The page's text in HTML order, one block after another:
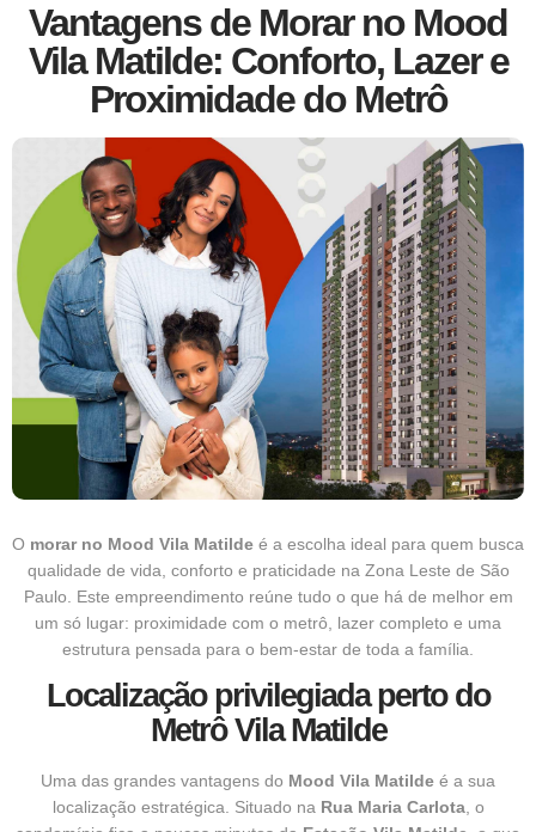
Vantagens de Morar no Mood
Vila Matilde: Conforto, Lazer e
Proximidade do Metrô
O morar no Mood Vila Matilde é a escolha ideal para quem busca
qualidade de vida, conforto e praticidade na Zona Leste de São
Paulo. Este empreendimento reúne tudo o que há de melhor em
um só lugar: proximidade com o metrô, lazer completo e uma
estrutura pensada para o bem-estar de toda a família.
Localização privilegiada perto do
Metrô Vila Matilde
Uma das grandes vantagens do Mood Vila Matilde é a sua
localização estratégica. Situado na Rua Maria Carlota, o